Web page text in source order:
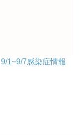
9/1~9/7感染症情報